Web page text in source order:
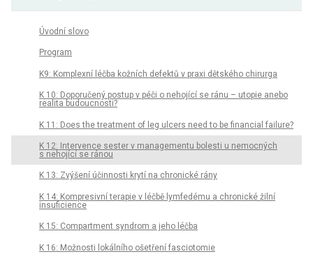
Úvodní slovo
Program
K9: Komplexní léčba kožních defektů v praxi dětského chirurga
K 10: Doporučený postup v péči o nehojící se ránu – utopie anebo
realita budoucnosti?
K 11: Does the treatment of leg ulcers need to be financial failure?
K 12: Intervence sester v managementu bolesti u nemocných
s nehojící se ránou
K 13: Zvýšení účinnosti krytí na chronické rány
K 14: Kompresivní terapie v léčbě lymfedému a chronické žilní
insuficience
K 15: Compartment syndrom a jeho léčba
K 16: Možnosti lokálního ošetření fasciotomie